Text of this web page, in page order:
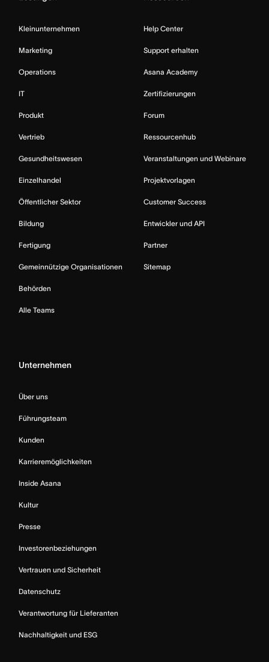
Kleinunternehmen
Marketing
Operations
IT
Produkt
Vertrieb
Gesundheitswesen
Einzelhandel
Öffentlicher Sektor
Bildung
Fertigung
Gemeinnützige Organisationen
Behörden
Alle Teams
Help Center
Support erhalten
Asana Academy
Zertifizierungen
Forum
Ressourcenhub
Veranstaltungen und Webinare
Projektvorlagen
Customer Success
Entwickler und API
Partner
Sitemap
Unternehmen
Über uns
Führungsteam
Kunden
Karrieremöglichkeiten
Inside Asana
Kultur
Presse
Investorenbeziehungen
Vertrauen und Sicherheit
Datenschutz
Verantwortung für Lieferanten
Nachhaltigkeit und ESG